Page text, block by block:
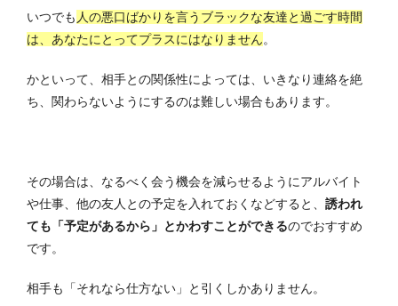
いつでも 人の悪口ばかりを言うブラックな友達と過ごす時間
は、あなたにとってプラスにはなりません。
かといって、相手との関係性によっては、いきなり連絡を絶
ち、関わらないようにするのは難しい場合もあります。
その場合は、なるべく会う機会を減らせるようにアルバイト
や仕事、他の友人との予定を入れておくなどすると、 誘われ
ても「予定があるから」とかわすことができるのでおすすめ
です。
相手も「それなら仕方ない」と引くしかありません。